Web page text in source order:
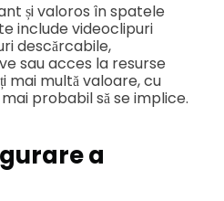
și valoros în spatele
include videoclipuri
descărcabile,
sau acces la resurse
mai multă valoare, cu
probabil să se implice.
a